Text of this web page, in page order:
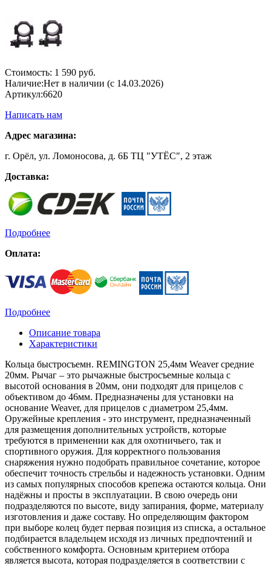
Стоимость: 1 590 руб.
Наличие:Нет в наличии (с 14.03.2026)
Артикул:6620
Написать нам
Адрес магазина:
г. Орёл, ул. Ломоносова, д. 6Б ТЦ "УТЁС", 2 этаж
Доставка:
Подробнее
Оплата:
Подробнее
Описание товара
Характеристики
Кольца быстросъемн. REMINGTON 25,4мм Weaver средние
20мм. Рычаг – это рычажные быстросъемные кольца с
высотой основания в 20мм, они подходят для прицелов с
объективом до 46мм. Предназначены для установки на
основание Weaver, для прицелов с диаметром 25,4мм.
Оружейные крепления - это инструмент, предназначенный
для размещения дополнительных устройств, которые
требуются в применении как для охотничьего, так и
спортивного оружия. Для корректного пользования
снаряжения нужно подобрать правильное сочетание, которое
обеспечит точность стрельбы и надежность установки. Одним
из самых популярных способов крепежа остаются кольца. Они
надёжны и просты в эксплуатации. В свою очередь они
подразделяются по высоте, виду запирания, форме, материалу
изготовления и даже составу. Но определяющим фактором
при выборе колец будет первая позиция из списка, а остальное
подбирается владельцем исходя из личных предпочтений и
собственного комфорта. Основным критерием отбора
является высота, которая подразделяется в соответствии с